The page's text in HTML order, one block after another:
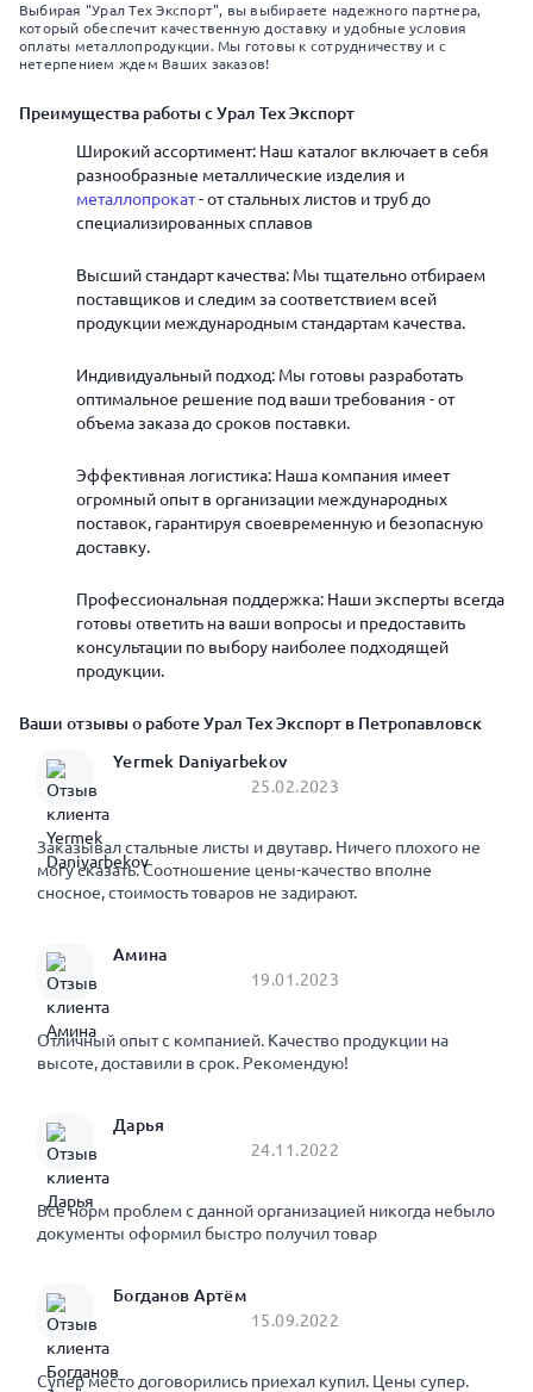
Выбирая "Урал Тех Экспорт", вы выбираете надежного партнера,
который обеспечит качественную доставку и удобные условия
оплаты металлопродукции. Мы готовы к сотрудничеству и с
нетерпением ждем Ваших заказов!
Преимущества работы с Урал Тех Экспорт
Широкий ассортимент: Наш каталог включает в себя
разнообразные металлические изделия и
металлопрокат- от стальных листов и труб до
специализированных сплавов
Высший стандарт качества: Мы тщательно отбираем
поставщиков и следим за соответствием всей
продукции международным стандартам качества.
Индивидуальный подход: Мы готовы разработать
оптимальное решение под ваши требования - от
объема заказа до сроков поставки.
Эффективная логистика: Наша компания имеет
огромный опыт в организации международных
поставок, гарантируя своевременную и безопасную
доставку.
Профессиональная поддержка: Наши эксперты всегда
готовы ответить на ваши вопросы и предоставить
консультации по выбору наиболее подходящей
продукции.
Ваши отзывы о работе Урал Тех Экспорт в Петропавловск
Yermek Daniyarbekov
25.02.2023
Заказывал стальные листы и двутавр. Ничего плохого не
могу сказать. Соотношение цены-качество вполне
сносное, стоимость товаров не задирают.
Амина
19.01.2023
Отличный опыт с компанией. Качество продукции на
высоте, доставили в срок. Рекомендую!
Дарья
24.11.2022
Все норм проблем с данной организацией никогда небыло
документы оформил быстро получил товар
Богданов Артём
15.09.2022
Супер место договорились приехал купил. Цены супер.